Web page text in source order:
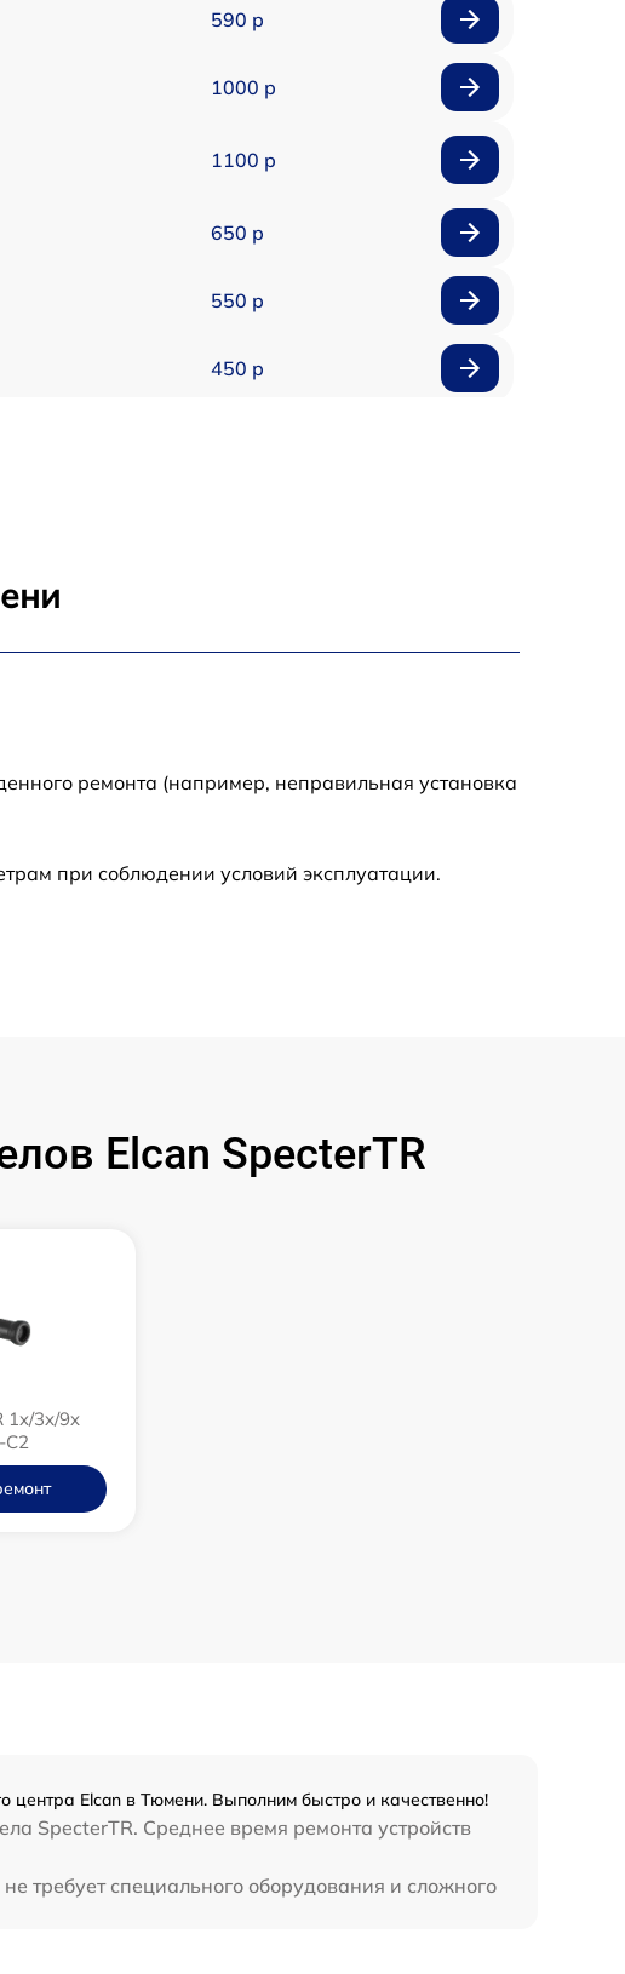
590 р
1000 р
1100 р
650 р
550 р
450 р
1550 р
650 р
ремонта (например, неправильная установка
при соблюдении условий эксплуатации.
Elcan SpecterTR
1x/3x/9x
C2
центра Elcan в Тюмени. Выполним быстро и качественно!
SpecterTR. Среднее время ремонта устройств
требует специального оборудования и сложного